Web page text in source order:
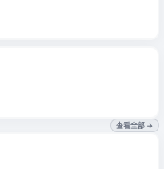
查看全部 →